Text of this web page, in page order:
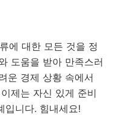
에 대한 모든 것을 정
도움을 받아 만족스러
운 경제 상황 속에서
제는 자신 있게 준비
입니다. 힘내세요!